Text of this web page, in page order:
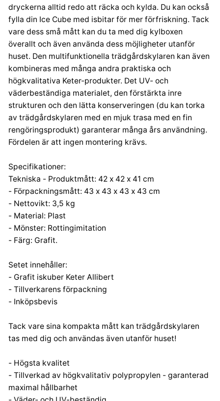
dryckerna alltid redo att räcka och kylda. Du kan också
fylla din Ice Cube med isbitar för mer förfriskning. Tack
vare dess små mått kan du ta med dig kylboxen
överallt och även använda dess möjligheter utanför
huset. Den multifunktionella trädgårdskylaren kan även
kombineras med många andra praktiska och
högkvalitativa Keter-produkter. Det UV- och
väderbeständiga materialet, den förstärkta inre
strukturen och den lätta konserveringen (du kan torka
av trädgårdskylaren med en mjuk trasa med en fin
rengöringsprodukt) garanterar många års användning.
Fördelen är att ingen montering krävs.
Specifikationer:
Tekniska - Produktmått: 42 x 42 x 41 cm
- Förpackningsmått: 43 x 43 x 43 x 43 cm
- Nettovikt: 3,5 kg
- Material: Plast
- Mönster: Rottingimitation
- Färg: Grafit.
Setet innehåller:
- Grafit iskuber Keter Allibert
- Tillverkarens förpackning
- Inköpsbevis
Tack vare sina kompakta mått kan trädgårdskylaren
tas med dig och användas även utanför huset!
- Högsta kvalitet
- Tillverkad av högkvalitativ polypropylen - garanterad
maximal hållbarhet